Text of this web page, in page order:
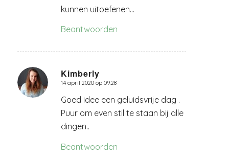
kunnen uitoefenen…
Beantwoorden
Kimberly
zegt:
14 april 2020 op 09:28
Goed idee een geluidsvrije dag .
Puur om even stil te staan bij alle
dingen..
Beantwoorden